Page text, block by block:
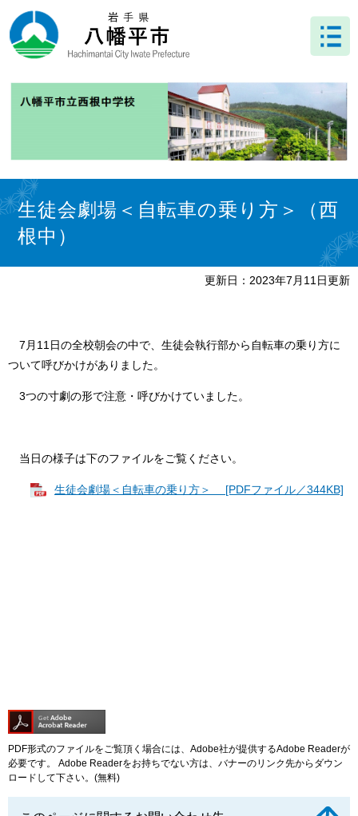
ー
ジ
ニ
ュ
文 生徒会劇場＜自転車の乗り方＞（西
根中）
更新日：2023年7月11日更新
7月11日の全校朝会の中で、生徒会執行部から自転車の乗り方に
ついて呼びかけがありました。
3つの寸劇の形で注意・呼びかけていました。
当日の様子は下のファイルをご覧ください。
生徒会劇場＜自転車の乗り方＞ [PDFファイル／344KB]
PDF形式のファイルをご覧頂く場合には、Adobe社が提供するAdobe Readerが
必要です。
Adobe Readerをお持ちでない方は、バナーのリンク先からダウン
ロードして下さい。(無料)